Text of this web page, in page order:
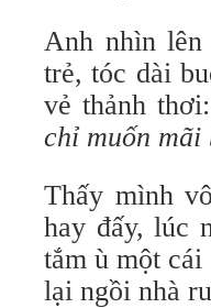
Anh nhìn
trẻ, tóc dài
vẻ thảnh
chỉ muốn mãi
Thấy mình
hay đấy, lúc
tắm ù một
lại ngồi nhà